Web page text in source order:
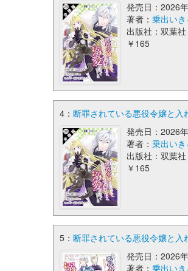
発売日：2026
著者：乗出いき
出版社：双葉社
￥165
4： 断罪されている悪役令嬢と
発売日：2026
著者：乗出いき
出版社：双葉社
￥165
5： 断罪されている悪役令嬢と
発売日：2026
著者：乗出いき